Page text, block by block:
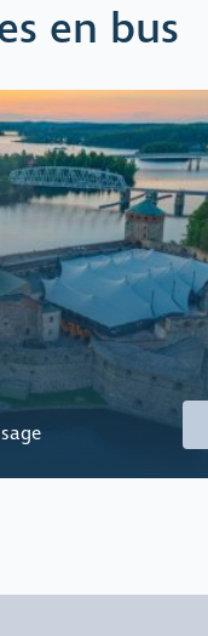
en bus